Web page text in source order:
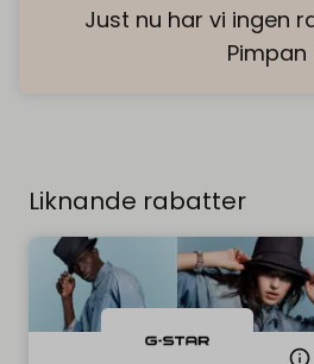
Just nu har vi ingen
Pimpan
Liknande rabatter